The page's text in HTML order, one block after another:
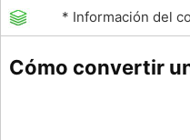
viajar
* Información del
Cómo convertir